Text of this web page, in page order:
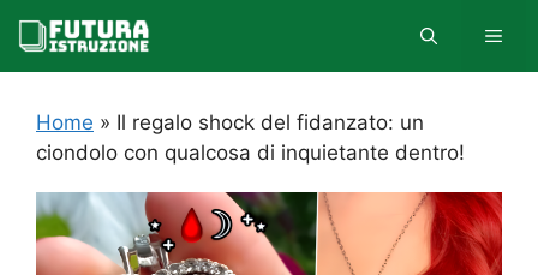
contenuto
Home » Il regalo shock del fidanzato: un
ciondolo con qualcosa di inquietante dentro!